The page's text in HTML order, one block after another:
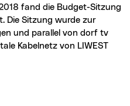
Die Sitzung wurde zur
und parallel von dorf tv
Kabelnetz von LIWEST